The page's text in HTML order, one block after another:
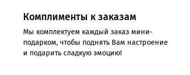
Комплименты к заказам
Мы комплектуем каждый заказ мини-
подарком, чтобы поднять Вам настроение
и подарить сладкую эмоцию!